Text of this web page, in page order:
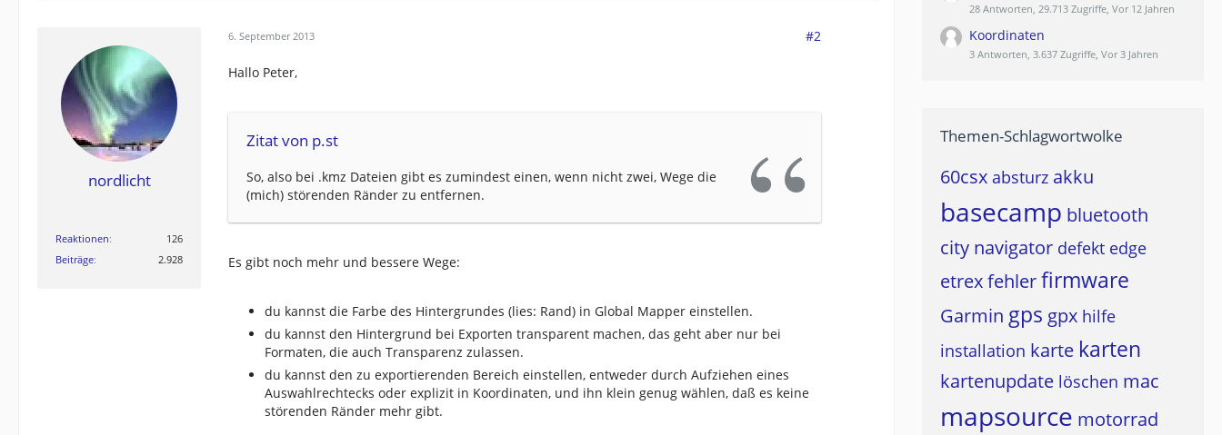
nordlicht
Reaktionen
126
Beiträge
2.928
6. September 2013 #2
Hallo Peter,
Zitat von p.st
So, also bei .kmz Dateien gibt es zumindest einen, wenn nicht zwei, Wege die
(mich) störenden Ränder zu entfernen.
Es gibt noch mehr und bessere Wege:
du kannst die Farbe des Hintergrundes (lies: Rand) in Global Mapper einstellen.
du kannst den Hintergrund bei Exporten transparent machen, das geht aber nur bei
Formaten, die auch Transparenz zulassen.
du kannst den zu exportierenden Bereich einstellen, entweder durch Aufziehen eines
Auswahlrechtecks oder explizit in Koordinaten, und ihn klein genug wählen, daß es keine
störenden Ränder mehr gibt.
28 Antworten, 29.713 Zugriffe, Vor 12 Jahren
Koordinaten
3 Antworten, 3.637 Zugriffe, Vor 3 Jahren
Themen-Schlagwortwolke
60csx absturz akku
basecamp bluetooth
city navigator defekt edge
etrexfehlerfirmware
Garmin gps gpx hilfe
installation karte karten
kartenupdate löschen mac
mapsource motorrad